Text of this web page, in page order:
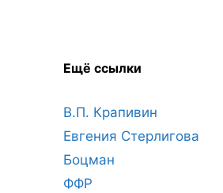
Ещё ссылки
В.П. Крапивин
Евгения Стерлигова
Боцман
ФФР